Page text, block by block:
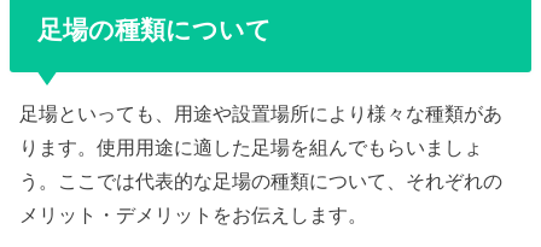
足場の種類について
足場といっても、用途や設置場所により様々な種類があ
ります。使用用途に適した足場を組んでもらいましょ
う。ここでは代表的な足場の種類について、それぞれの
メリット・デメリットをお伝えします。